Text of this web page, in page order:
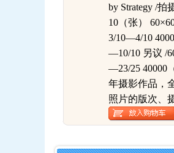
by Strategy /拍
10（张）
3/10—4/10
—10/10 另议 /
—23/25 40000
年摄影作品，
照片的版次、